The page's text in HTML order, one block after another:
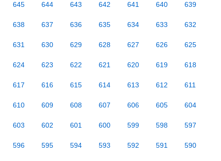
645 644 643 642 641 640 639
638 637 636 635 634 633 632
631 630 629 628 627 626 625
624 623 622 621 620 619 618
617 616 615 614 613 612 611
610 609 608 607 606 605 604
603 602 601 600 599 598 597
596 595 594 593 592 591 590